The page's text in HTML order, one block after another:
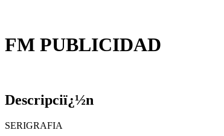
FM PUBLICIDAD
Descripciï¿½n
SERIGRAFIA